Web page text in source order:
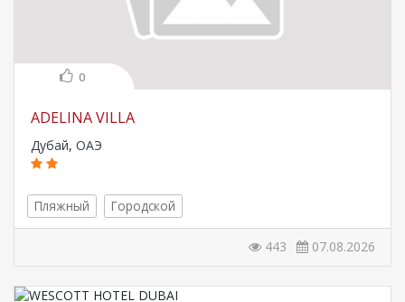
0
ADELINA VILLA
Дубай, ОАЭ
Пляжный Городской
443 07.08.2026